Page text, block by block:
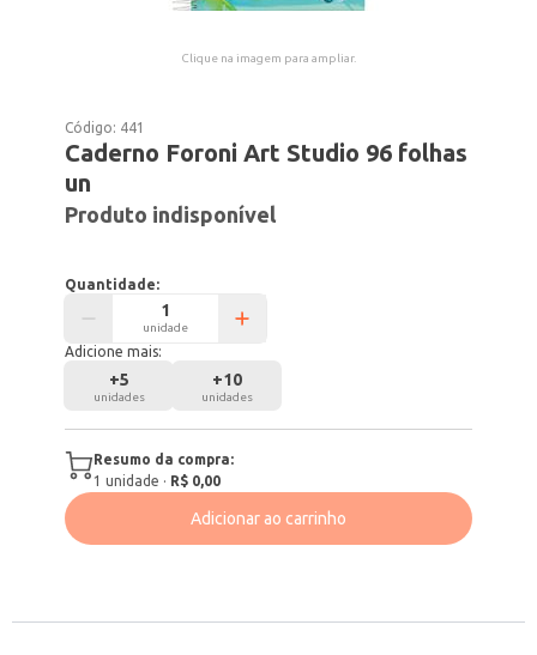
Clique na imagem para ampliar.
Código: 441
Caderno Foroni Art Studio 96 folhas
un
Produto indisponível
Quantidade:
unidade
Adicione mais:
+5
unidades
+10
unidades
Resumo da compra:
1 unidade · R$ 0,00
Adicionar ao carrinho